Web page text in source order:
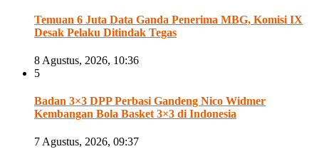
Temuan 6 Juta Data Ganda Penerima MBG, Komisi IX
Desak Pelaku Ditindak Tegas
8 Agustus, 2026, 10:36
5
Badan 3×3 DPP Perbasi Gandeng Nico Widmer
Kembangan Bola Basket 3×3 di Indonesia
7 Agustus, 2026, 09:37